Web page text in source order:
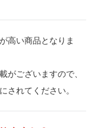
高い商品となりま
がございますので、
されてください。